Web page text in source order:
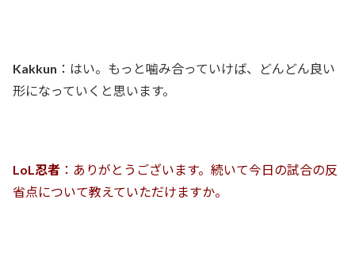
Kakkun ：はい。もっと噛み合っていけば、どんどん良い
形になっていくと思います。
LoL忍者 ：ありがとうございます。続いて今日の試合の反
省点について教えていただけますか。